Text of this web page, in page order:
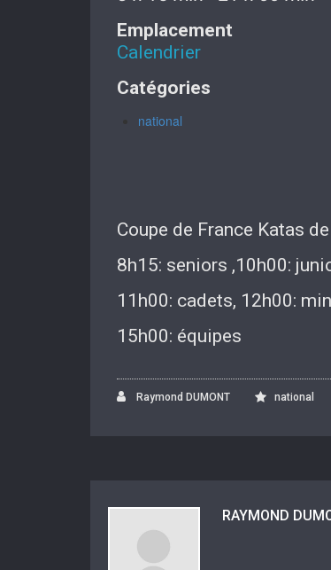
Emplacement
Calendrier
Catégories
national
Coupe de France Katas
8h15: seniors ,10h00:
11h00: cadets, 12h00:
15h00: équipes
Raymond DUMONT national
RAYMOND